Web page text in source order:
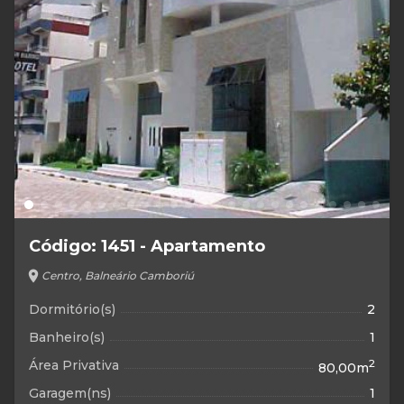
Código: 1451 - Apartamento
location_on Centro, Balneário Camboriú
Dormitório(s)
2
Banheiro(s)
1
Área Privativa
80,00m2
Garagem(ns) 1